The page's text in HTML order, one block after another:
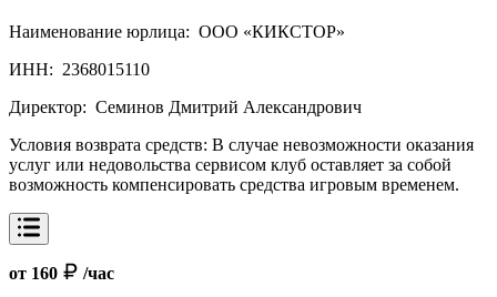
Наименование юрлица: ООО «КИКСТОР»
ИНН: 2368015110
Директор: Семинов Дмитрий Александрович
Условия возврата средств: В случае невозможности оказания
услуг или недовольства сервисом клуб оставляет за собой
возможность компенсировать средства игровым временем.
от 160 /час